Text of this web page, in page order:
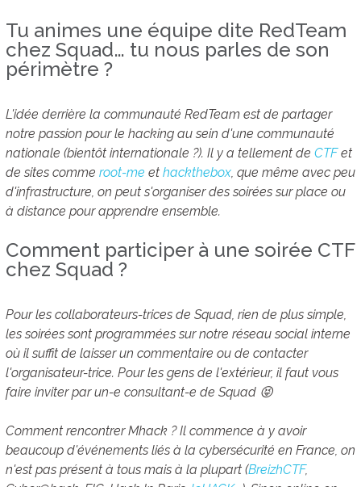
Tu animes une équipe dite RedTeam
chez Squad… tu nous parles de son
périmètre ?
L'idée derrière la communauté RedTeam est de partager
notre passion pour le hacking au sein d'une communauté
nationale (bientôt internationale ?). Il y a tellement de CTFet
de sites comme root-me et hackthebox , que même avec peu
d'infrastructure, on peut s'organiser des soirées sur place ou
à distance pour apprendre ensemble.
Comment participer à une soirée CTF
chez Squad ?
Pour les collaborateurs-trices de Squad, rien de plus simple,
les soirées sont programmées sur notre réseau social interne
où il suffit de laisser un commentaire ou de contacter
l'organisateur-trice. Pour les gens de l'extérieur, il faut vous
faire inviter par un-e consultant-e de Squad 😝
Comment rencontrer Mhack ? Il commence à y avoir
beaucoup d'événements liés à la cybersécurité en France, on
n'est pas présent à tous mais à la plupart (BreizhCTF,